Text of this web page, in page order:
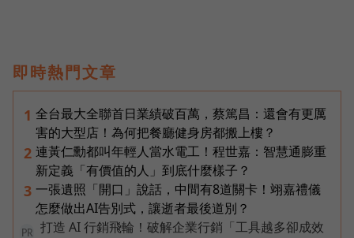
即時熱門文章
1 全台最大全聯首日業績破百萬，蔡篤昌：還會有更厲
害的大型店！為何把餐廳健身房都搬上樓？
2 連黃仁勳都叫年輕人當水電工！程世嘉：智慧通膨重
新定義「有價值的人」到底什麼樣子？
3 一張遺照「開口」說話，中間有8道關卡！翊嘉禮儀
怎麼做出AI告別式，讓逝者最後道別？
PR
打造 AI 行銷飛輪！破解企業行銷「工具越多卻成效